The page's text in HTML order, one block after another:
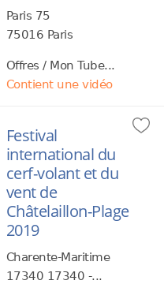
Paris 75
75016 Paris
Offres / Mon Tube...
Contient une vidéo
Festival
international du
cerf-volant et du
vent de
Châtelaillon-Plage
2019
Charente-Maritime
17340 17340 -...